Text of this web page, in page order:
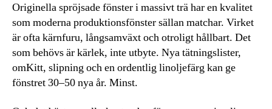
Originella spröjsade fönster i massivt trä har en kvalitet
som moderna produktionsfönster sällan matchar. Virket
är ofta kärnfuru, långsamväxt och otroligt hållbart. Det
som behövs är kärlek, inte utbyte. Nya tätningslister,
omKitt, slipning och en ordentlig linoljefärg kan ge
fönstret 30–50 nya år. Minst.